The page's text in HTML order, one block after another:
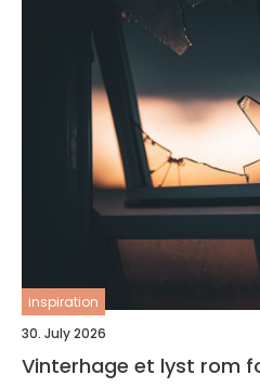
inspiration
30. July 2026
Vinterhage et lyst